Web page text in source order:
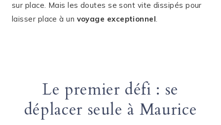
sur place. Mais les doutes se sont vite dissipés pour
laisser place à un voyage exceptionnel.
Le premier défi : se
déplacer seule à Maurice